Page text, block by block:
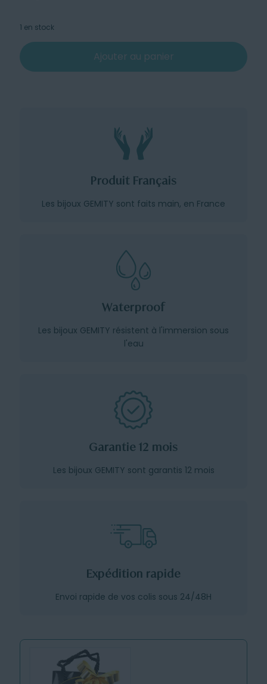
1 en stock
Ajouter au panier
Produit Français
Les bijoux GEMITY sont faits main, en France
Waterproof
Les bijoux GEMITY résistent à l'immersion sous
l'eau
Garantie 12 mois
Les bijoux GEMITY sont garantis 12 mois
Expédition rapide
Envoi rapide de vos colis sous 24/48H